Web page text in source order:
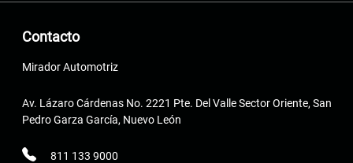
Contacto
Mirador Automotriz
Av. Lázaro Cárdenas No. 2221 Pte. Del Valle Sector Oriente, San
Pedro Garza García, Nuevo León
811 133 9000